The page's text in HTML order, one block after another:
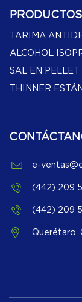
TARIMA
ALCOHOL
SAL EN PELLET
THINNER
e-
(442) 209
(442) 209
Querétaro,